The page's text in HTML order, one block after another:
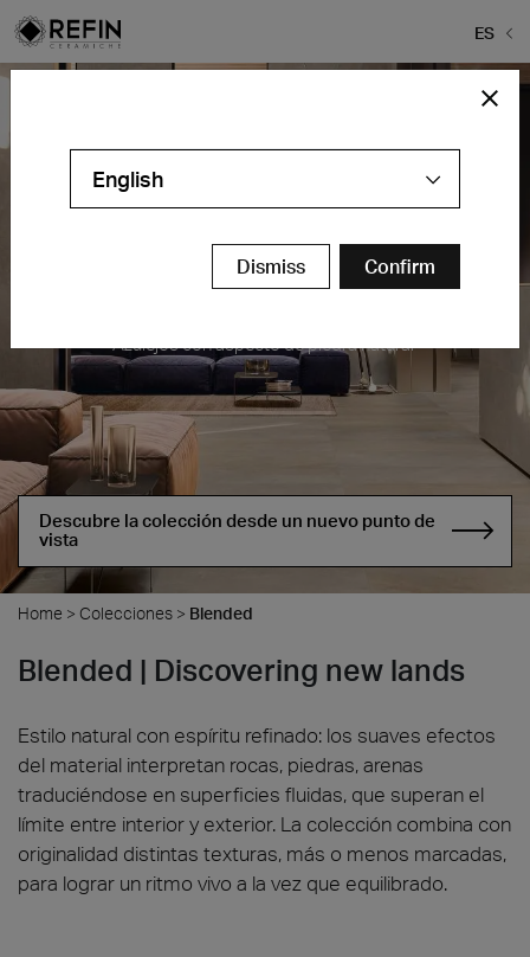
ES
Azulejos con aspecto de piedra natural
Descubre la colección desde un nuevo punto de
vista
Home > Colecciones > Blended
Blended | Discovering new lands
Estilo natural con espíritu refinado: los suaves efectos
del material interpretan rocas, piedras, arenas
traduciéndose en superficies fluidas, que superan el
límite entre interior y exterior. La colección combina con
originalidad distintas texturas, más o menos marcadas,
para lograr un ritmo vivo a la vez que equilibrado.
English
Dismiss Confirm